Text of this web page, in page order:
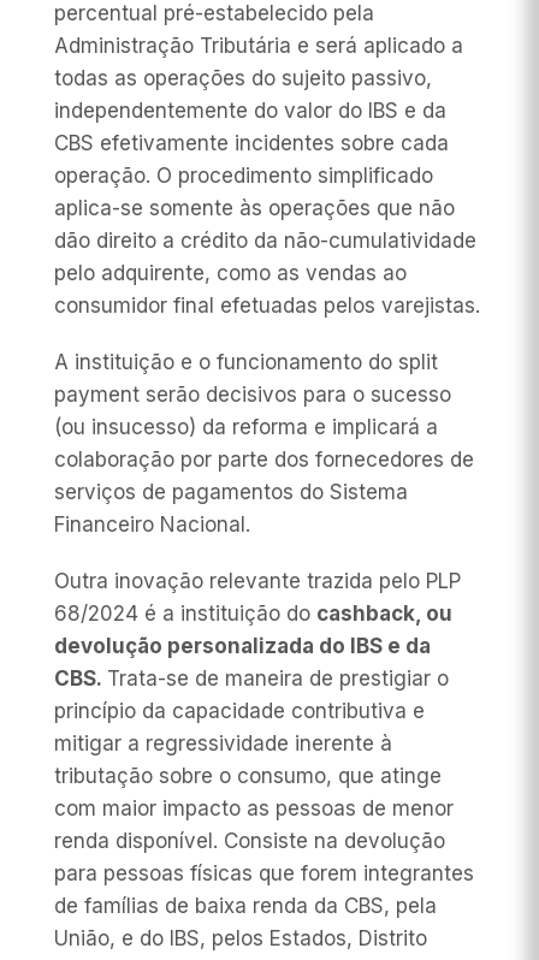
percentual pré-estabelecido pela
Administração Tributária e será aplicado a
todas as operações do sujeito passivo,
independentemente do valor do IBS e da
CBS efetivamente incidentes sobre cada
operação. O procedimento simplificado
aplica-se somente às operações que não
dão direito a crédito da não-cumulatividade
pelo adquirente, como as vendas ao
consumidor final efetuadas pelos varejistas.
A instituição e o funcionamento do split
payment serão decisivos para o sucesso
(ou insucesso) da reforma e implicará a
colaboração por parte dos fornecedores de
serviços de pagamentos do Sistema
Financeiro Nacional.
Outra inovação relevante trazida pelo PLP
68/2024 é a instituição do cashback, ou
devolução personalizada do IBS e da
CBS. Trata-se de maneira de prestigiar o
princípio da capacidade contributiva e
mitigar a regressividade inerente à
tributação sobre o consumo, que atinge
com maior impacto as pessoas de menor
renda disponível. Consiste na devolução
para pessoas físicas que forem integrantes
de famílias de baixa renda da CBS, pela
União, e do IBS, pelos Estados, Distrito